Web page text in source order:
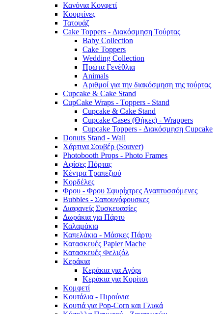
Κανόνια Κονφετί
Κουρτίνες
Τατουάζ
Cake Toppers - Διακόσμηση Τούρτας
Baby Collection
Cake Toppers
Wedding Collection
Πρώτα Γενέθλια
Animals
Αριθμοί για την διακόσμηση της τούρτας
Cupcake & Cake Stand
CupCake Wraps - Toppers - Stand
Cupcake & Cake Stand
Cupcake Cases (Θήκες) - Wrappers
Cupcake Toppers - Διακόσμηση Cupcake
Donuts Stand - Wall
Χάρτινα Σουβέρ (Souver)
Photobooth Props - Photo Frames
Αφίσες Πόρτας
Κέντρα Τραπεζιού
Κορδέλες
Φρου - Φρου Σφυρίχτρες Αναπτυσσόμενες
Bubbles - Σαπουνόφουσκες
Διαφανείς Συσκευασίες
Δωράκια για Πάρτυ
Καλαμάκια
Καπελάκια - Μάσκες Πάρτυ
Κατασκευές Papier Mache
Κατασκευές Φελιζόλ
Κεράκια
Κεράκια για Αγόρι
Κεράκια για Κορίτσι
Κομφετί
Κουτάλια - Πιρούνια
Κουτιά για Pop-Corn και Γλυκά